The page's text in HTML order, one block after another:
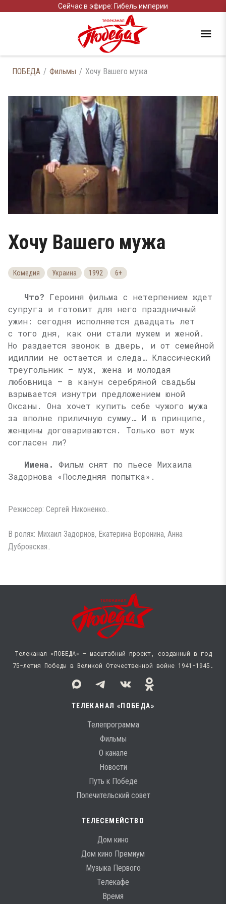
Сейчас в эфире: Гибель империи
ПОБЕДА Фильмы Хочу Вашего мужа
Хочу Вашего мужа
Комедия Украина 1992 6+
Что? Героиня фильма с нетерпением ждет
супруга и готовит для него праздничный
ужин: сегодня исполняется двадцать лет
с того дня, как они стали мужем и женой.
Но раздается звонок в дверь, и от семейной
идиллии не остается и следа… Классический
треугольник — муж, жена и молодая
любовница — в канун серебряной свадьбы
взрывается изнутри предложением юной
Оксаны. Она хочет купить себе чужого мужа
за вполне приличную сумму… И в принципе,
женщины договариваются. Только вот муж
согласен ли?
Имена.
Фильм снят по пьесе Михаила
Задорнова «Последняя попытка».
Режиссер: Сергей Никоненко..
В ролях: Михаил Задорнов, Екатерина Воронина, Анна
Дубровская..
Телеканал «ПОБЕДА» — масштабный проект, созданный в год
75-летия Победы в Великой Отечественной войне 1941−1945.
ТЕЛЕКАНАЛ «ПОБЕДА»
Телепрограмма
Фильмы
О канале
Новости
Путь к Победе
Попечительский совет
ТЕЛЕСЕМЕЙСТВО
Дом кино
Дом кино Премиум
Музыка Первого
Телекафе
Время